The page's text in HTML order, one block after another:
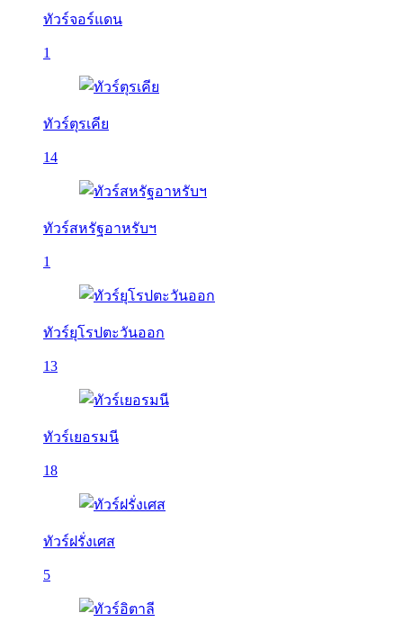
ทัวร์จอร์แดน
1
ทัวร์ตุรเคีย
14
ทัวร์สหรัฐอาหรับฯ
1
ทัวร์ยุโรปตะวันออก
13
ทัวร์เยอรมนี
18
ทัวร์ฝรั่งเศส
5